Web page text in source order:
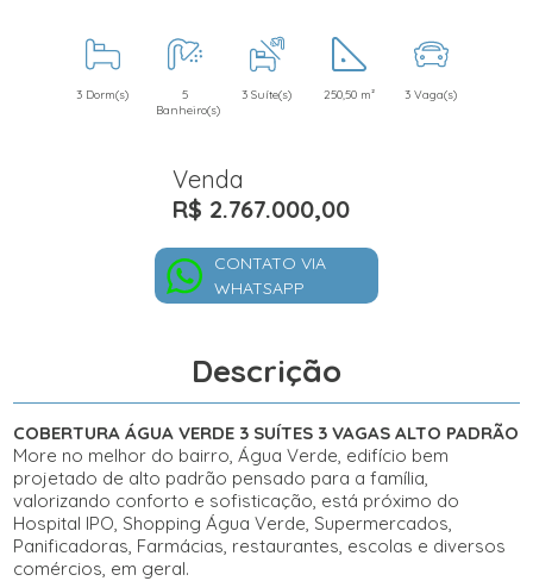
3 Dorm(s)
5
Banheiro(s)
3 Suíte(s) 250,50 m² 3 Vaga(s)
Venda
R$ 2.767.000,00
CONTATO VIA
WHATSAPP
Descrição
COBERTURAÁGUA VERDE 3 SUÍTES 3 VAGASALTO PADRÃO
More no melhor do bairro, Água Verde, edifício bem
projetado de alto padrão pensado para a família,
valorizando conforto e sofisticação, está próximo do
Hospital IPO, Shopping Água Verde, Supermercados,
Panificadoras, Farmácias, restaurantes, escolas e diversos
comércios, em geral.